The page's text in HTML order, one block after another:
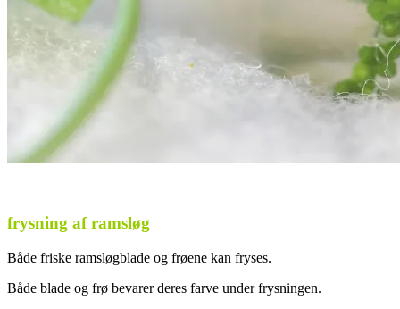
frysning af ramsløg
Både friske ramsløgblade og frøene kan fryses.
Både blade og frø bevarer deres farve under frysningen.